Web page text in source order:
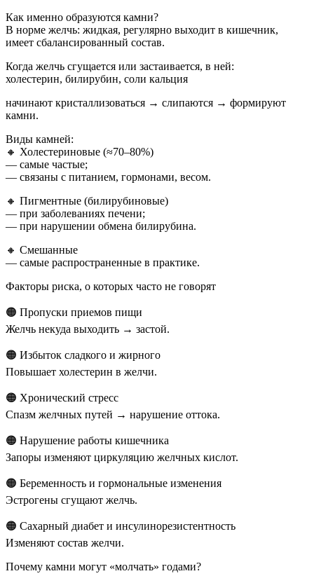
Как именно образуются камни?
В норме желчь: жидкая, регулярно выходит в кишечник,
имеет сбалансированный состав.
Когда желчь сгущается или застаивается, в ней:
холестерин, билирубин, соли кальция
начинают кристаллизоваться → слипаются → формируют
камни.
Виды камней:
🔸 Холестериновые (≈70–80%)
— самые частые;
— связаны с питанием, гормонами, весом.
🔸 Пигментные (билирубиновые)
— при заболеваниях печени;
— при нарушении обмена билирубина.
🔸 Смешанные
— самые распространенные в практике.
Факторы риска, о которых часто не говорят
🟠 Пропуски приемов пищи
Желчь некуда выходить → застой.
🟠 Избыток сладкого и жирного
Повышает холестерин в желчи.
🟠 Хронический стресс
Спазм желчных путей → нарушение оттока.
🟠 Нарушение работы кишечника
Запоры изменяют циркуляцию желчных кислот.
🟠 Беременность и гормональные изменения
Эстрогены сгущают желчь.
🟠 Сахарный диабет и инсулинорезистентность
Изменяют состав желчи.
Почему камни могут «молчать» годами?